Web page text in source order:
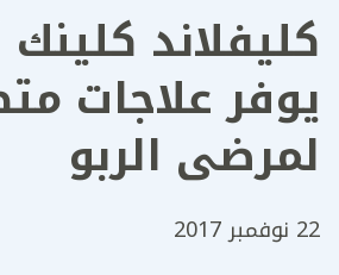
كليفلاند
يوفر علاجات
لمرضى الربو
22 نوفمبر 2017